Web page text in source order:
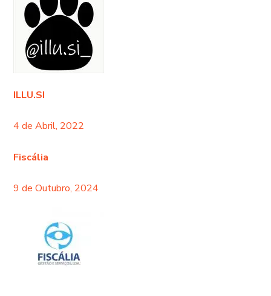
ILLU.SI
4 de Abril, 2022
Fiscália
9 de Outubro, 2024